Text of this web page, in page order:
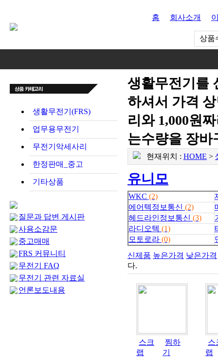
홈 회사소개
상품
생활무전기(FRS)
업무용무전기
무전기악세사리
한정판매_중고
기타상품
질문과 답변 게시판
사용소감문
중고매매
FRS 커뮤니티
무전기 FAQ
무전기 관련 자료실
언론보도내용
생활무전기를
하셔서 가격
리와 1,000원
는수량을 장바
현재위치 : HOME >
유니모
WKC (2)
에어텍정보통신 (2)
헤드라인정보통신 (3)
라디오텍 (1)
모토로라 (0)
신제품 높은가격 낮은가격
다.
스크
랩
찜하
기
스
랩